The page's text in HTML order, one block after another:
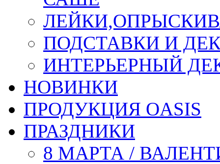
ПОДСТАВКИ И
ИНТЕРЬЕРНЫЙ
НОВИНКИ
ПРОДУКЦИЯ OASIS
ПРАЗДНИКИ
8 МАРТА /